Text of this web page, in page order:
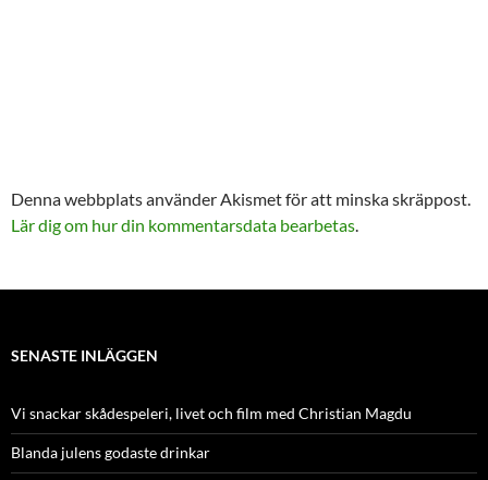
Denna webbplats använder Akismet för att minska skräppost.
Lär dig om hur din kommentarsdata bearbetas
SENASTE INLÄGGEN
Vi snackar skådespeleri, livet och film med Christian Magdu
Blanda julens godaste drinkar